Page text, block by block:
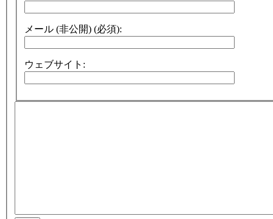
メール (非公開) (必須):
ウェブサイト: